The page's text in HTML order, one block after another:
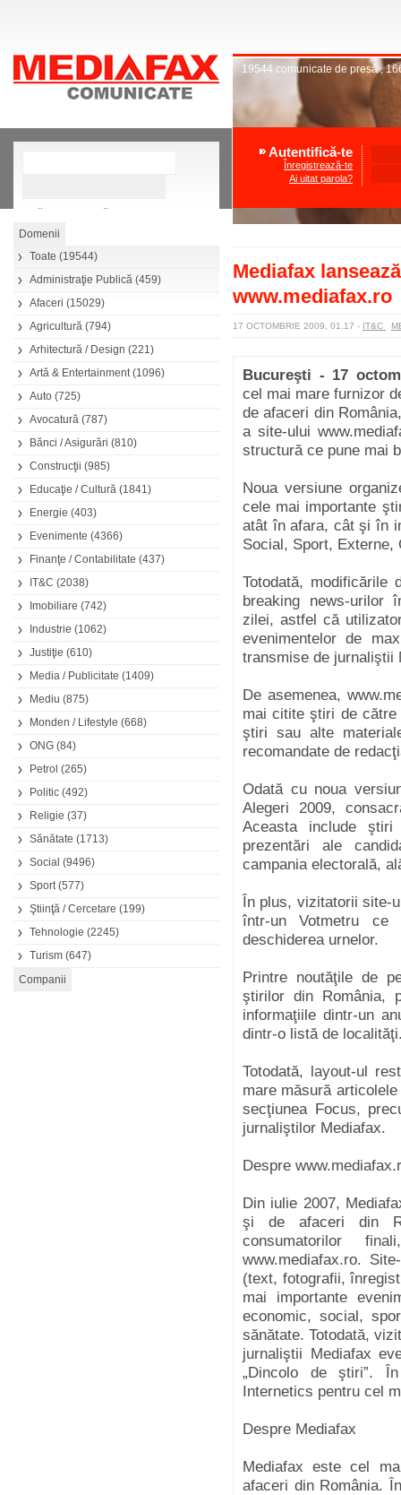
Căutare avansată
Toate (19544)
Administraţie Publică (459)
Afaceri (15029)
Agricultură (794)
Arhitectură / Design (221)
Artă & Entertainment(1096)
Auto (725)
Avocatură (787)
Bănci / Asigurări (810)
Construcţii (985)
Educaţie / Cultură (1841)
Energie (403)
Evenimente (4366)
Finanţe / Contabilitate (437)
IT&C (2038)
Imobiliare (742)
Industrie (1062)
Justiţie (610)
Media / Publicitate (1409)
Mediu (875)
Monden / Lifestyle (668)
ONG (84)
Petrol (265)
Politic (492)
Religie (37)
Sănătate (1713)
Social (9496)
Sport(577)
Ştiinţă / Cercetare (199)
Tehnologie (2245)
Turism (647)
19544 comunicate de presă,
Autentifică-te
Înregistrează-te
Ai uitat parola?
Mediafax
www.mediafax.ro
17 OCTOMBRIE 2009, 01.17 - IT&C
Bucureşti - 17
cel mai mare furnizor
de afaceri din
a site-ului
structură ce pune mai
Noua versiune
cele mai importante
atât în afara, cât şi în
Social, Sport, Externe,
Totodată,
breaking news-urilor
zilei, astfel că
evenimentelor de
transmise de jurnaliştii
De asemenea,
mai citite ştiri de
ştiri sau alte
recomandate de
Odată cu noua
Alegeri 2009,
Aceasta include
prezentări ale
campania electorală,
În plus, vizitatorii site-
într-un Votmetru ce
deschiderea urnelor.
Printre noutăţile de
ştirilor din România,
informaţiile dintr-un
dintr-o listă de
Totodată, layout-ul
mare măsură
secţiunea Focus,
jurnaliştilor Mediafax.
Despre
Din iulie 2007,
şi de afaceri din
consumatorilor
www.mediafax.ro.
(text, fotografii,
mai importante
economic, social,
sănătate. Totodată,
jurnaliştii Mediafax
„Dincolo de ştiri”.
Internetics pentru cel
Despre Mediafax
Mediafax este cel
afaceri din România.